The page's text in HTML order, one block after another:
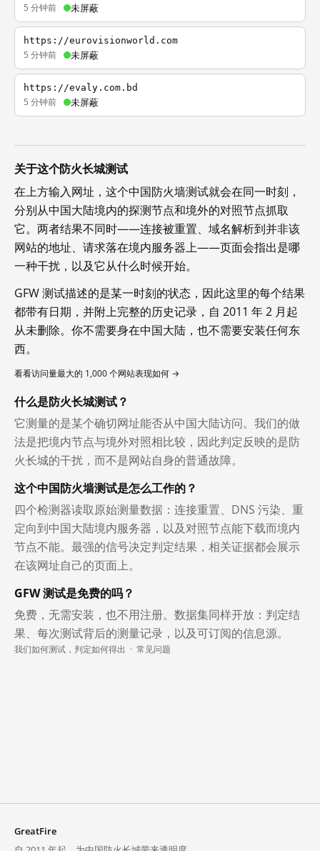
5 分钟前 未屏蔽
https://eurovisionworld.com
5 分钟前 未屏蔽
https://evaly.com.bd
5 分钟前 未屏蔽
关于这个防火长城测试
在上方输入网址，这个中国防火墙测试就会在同一时刻，
分别从中国大陆境内的探测节点和境外的对照节点抓取
它。两者结果不同时——连接被重置、域名解析到并非该
网站的地址、请求落在境内服务器上——页面会指出是哪
一种干扰，以及它从什么时候开始。
GFW 测试描述的是某一时刻的状态，因此这里的每个结果
都带有日期，并附上完整的历史记录，自 2011 年 2 月起
从未删除。你不需要身在中国大陆，也不需要安装任何东
西。
看看访问量最大的 1,000 个网站表现如何 →
什么是防火长城测试？
它测量的是某个确切网址能否从中国大陆访问。我们的做
法是把境内节点与境外对照相比较，因此判定反映的是防
火长城的干扰，而不是网站自身的普通故障。
这个中国防火墙测试是怎么工作的？
四个检测器读取原始测量数据：连接重置、DNS 污染、重
定向到中国大陆境内服务器，以及对照节点能下载而境内
节点不能。最强的信号决定判定结果，相关证据都会展示
在该网址自己的页面上。
GFW 测试是免费的吗？
免费，无需安装，也不用注册。数据集同样开放：判定结
果、每次测试背后的测量记录，以及可订阅的信息源。
我们如何测试，判定如何得出 · 常见问题
GreatFire